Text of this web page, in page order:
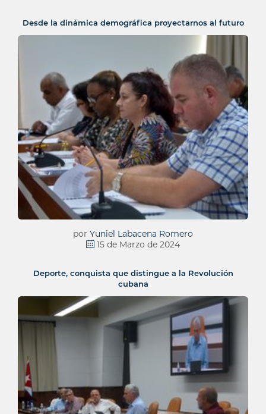
Desde la dinámica demográfica proyectarnos al futuro
por Yuniel Labacena Romero
15 de Marzo de 2024
Deporte, conquista que distingue a la Revolución
cubana